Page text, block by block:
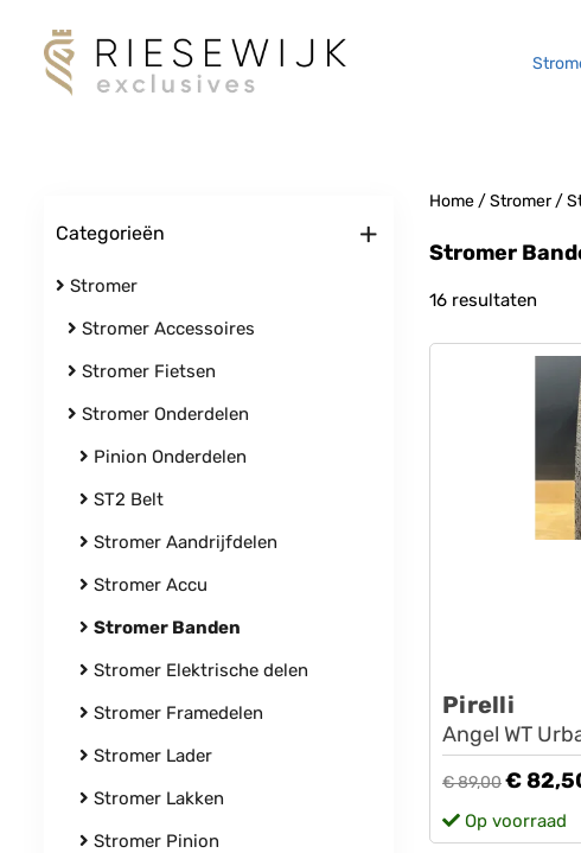
Categorieën +
Stromer
Stromer Accessoires
Stromer Fietsen
Stromer Onderdelen
Pinion Onderdelen
ST2 Belt
Stromer Aandrijfdelen
Stromer Accu
Stromer Banden
Stromer Elektrische delen
Stromer Framedelen
Stromer Lader
Stromer Lakken
Stromer Pinion
Home/Stromer/
Stromer
16 resultaten
Pirelli
Angel WT
€ 89,00€
Op voorraad